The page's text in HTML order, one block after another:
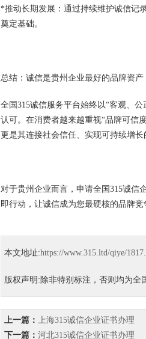
*推动长期发展：通过持续维护诚信记
奠定基础。
总结：诚信是贵州企业最好的品牌资
全国315诚信服务平台始终以“客观、
认可。在消费者越来越重视“品牌可信
更是其连接社会信任、实现可持续增长
对于贵州企业而言，申请全国315诚信
即行动，让诚信成为您最硬核的品牌
本文地址:https://www.315.ltd/qiye/
版权声明:除非特别标注，否则均为全
上一篇： 上海315诚信企业证书办理
下一篇： 河北315诚信企业证书办理